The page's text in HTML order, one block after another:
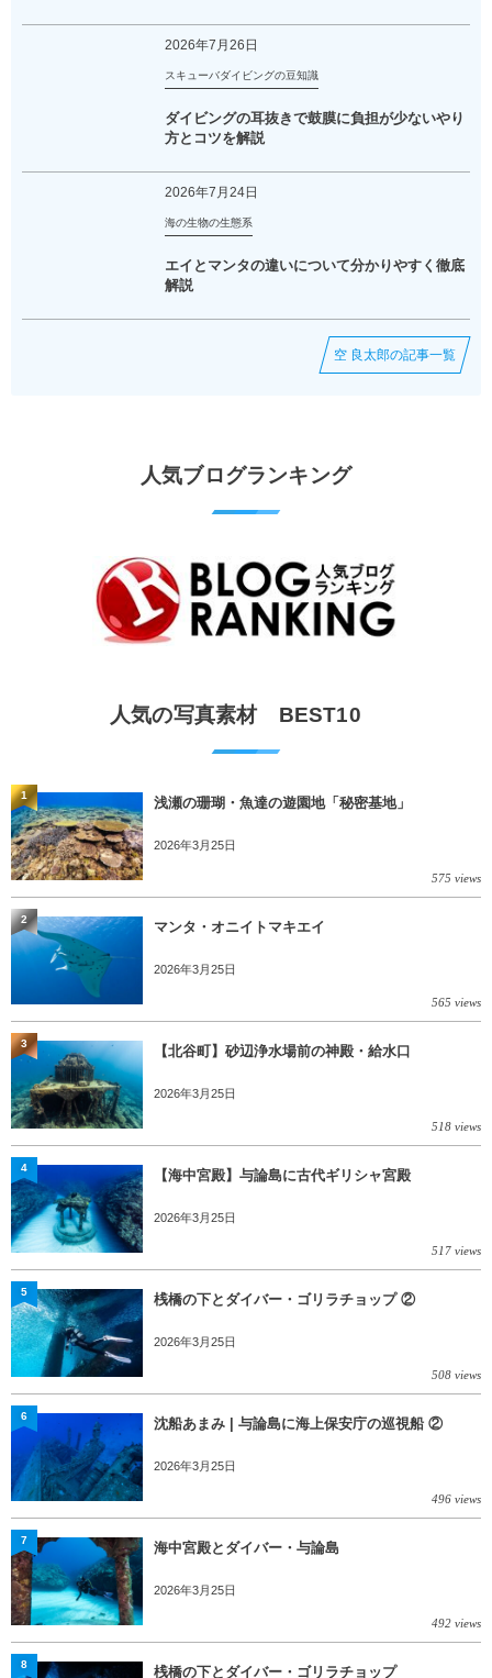
2026年7月26日
スキューバダイビングの豆知識
ダイビングの耳抜きで鼓膜に負担が少ないやり
方とコツを解説
2026年7月24日
海の生物の生態系
エイとマンタの違いについて分かりやすく徹底
解説
空 良太郎の記事一覧
人気ブログランキング
人気の写真素材 BEST10
浅瀬の珊瑚・魚達の遊園地「秘密基地」
2026年3月25日
575 views
1
マンタ・オニイトマキエイ
2026年3月25日
565 views
2
【北谷町】砂辺浄水場前の神殿・給水口
2026年3月25日
518 views
3
【海中宮殿】与論島に古代ギリシャ宮殿
2026年3月25日
517 views
4
桟橋の下とダイバー・ゴリラチョップ ②
2026年3月25日
508 views
5
沈船あまみ | 与論島に海上保安庁の巡視船 ②
2026年3月25日
496 views
6
海中宮殿とダイバー・与論島
2026年3月25日
492 views
7
桟橋の下とダイバー・ゴリラチョップ
8